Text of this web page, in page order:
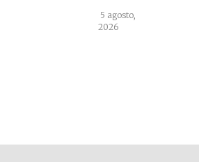
5 agosto,
2026